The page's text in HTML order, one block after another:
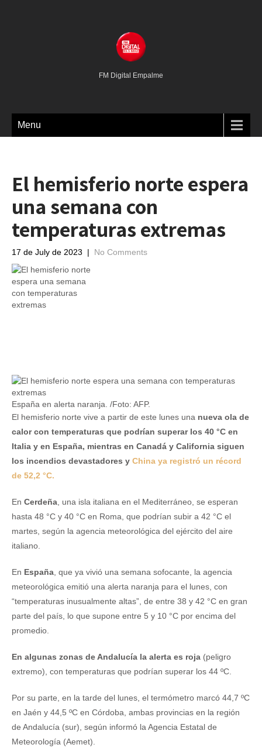
FM Digital Empalme
Menu
El hemisferio norte espera
una semana con
temperaturas extremas
17 de July de 2023 | No Comments
España en alerta naranja. /Foto: AFP.
El hemisferio norte vive a partir de este lunes una nueva ola de
calor con temperaturas que podrían superar los 40 °C en
Italia y en España, mientras en Canadá y California siguen
los incendios devastadores y China ya registró un récord
de 52,2 °C.
En Cerdeña , una isla italiana en el Mediterráneo, se esperan
hasta 48 °C y 40 °C en Roma, que podrían subir a 42 °C el
martes, según la agencia meteorológica del ejército del aire
italiano.
En España , que ya vivió una semana sofocante, la agencia
meteorológica emitió una alerta naranja para el lunes, con
“temperaturas inusualmente altas”, de entre 38 y 42 °C en gran
parte del país, lo que supone entre 5 y 10 °C por encima del
promedio.
En algunas zonas de Andalucía la alerta es roja (peligro
extremo), con temperaturas que podrían superar los 44 ºC.
Por su parte, en la tarde del lunes, el termómetro marcó 44,7 ºC
en Jaén y 44,5 ºC en Córdoba, ambas provincias en la región
de Andalucía (sur), según informó la Agencia Estatal de
Meteorología (Aemet).